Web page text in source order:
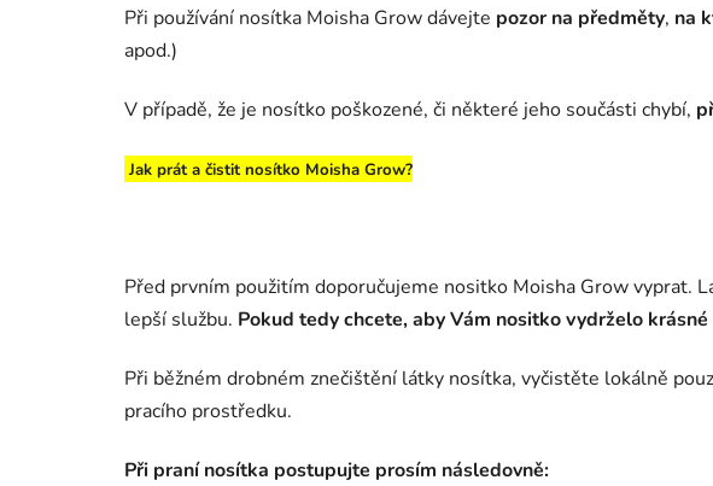
Při používání nosítka Moisha Grow dávejte pozor na předměty, na
apod.)
V případě, že je nosítko poškozené, či některé jeho součásti chybí,
Jak prát a čistit nosítko Moisha Grow?
Před prvním použitím doporučujeme nositko Moisha Grow vyprat.
lepší službu. Pokud tedy chcete, aby Vám nositko vydrželo
Při běžném drobném znečištění látky nosítka, vyčistěte lokálně
pracího prostředku.
Při praní nosítka postupujte prosím následovně: